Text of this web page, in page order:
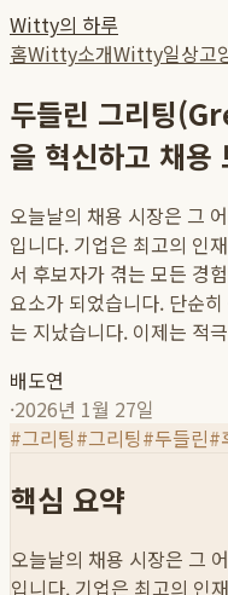
Witty의 하루
홈Witty소개Witty일상고
두들린 그리팅
을 혁신하고 채용
오늘날의 채용 시장은 그
입니다. 기업은 최고의 인
서 후보자가 겪는 모든 경
요소가 되었습니다. 단순
는 지났습니다. 이제는 적
배도연
·2026년 1월 27일
#그리팅#그리팅#두들린#
핵심 요약
오늘날의 채용 시장은 그
입니다. 기업은 최고의 인